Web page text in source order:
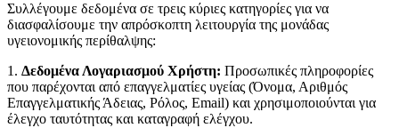
Συλλέγουμε δεδομένα σε τρεις κύριες κατηγορίες για να
διασφαλίσουμε την απρόσκοπτη λειτουργία της μονάδας
υγειονομικής περίθαλψης:
1. Δεδομένα Λογαριασμού Χρήστη: Προσωπικές πληροφορίες
που παρέχονται από επαγγελματίες υγείας (Όνομα, Αριθμός
Επαγγελματικής Άδειας, Ρόλος, Email) και χρησιμοποιούνται για
έλεγχο ταυτότητας και καταγραφή ελέγχου.